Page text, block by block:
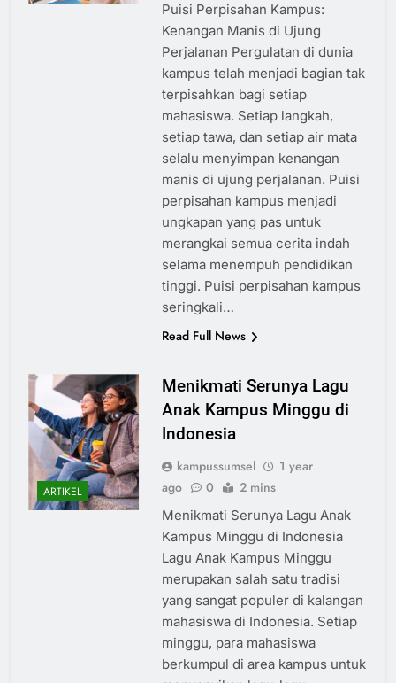
Puisi Perpisahan Kampus:
Kenangan Manis di Ujung
Perjalanan Pergulatan di dunia
kampus telah menjadi bagian tak
terpisahkan bagi setiap
mahasiswa. Setiap langkah,
setiap tawa, dan setiap air mata
selalu menyimpan kenangan
manis di ujung perjalanan. Puisi
perpisahan kampus menjadi
ungkapan yang pas untuk
merangkai semua cerita indah
selama menempuh pendidikan
tinggi. Puisi perpisahan kampus
seringkali…
Read Full News
ARTIKEL
Menikmati Serunya Lagu
Anak Kampus Minggu di
Indonesia
kampussumsel
1 year
ago
0 2 mins
Menikmati Serunya Lagu Anak
Kampus Minggu di Indonesia
Lagu Anak Kampus Minggu
merupakan salah satu tradisi
yang sangat populer di kalangan
mahasiswa di Indonesia. Setiap
minggu, para mahasiswa
berkumpul di area kampus untuk